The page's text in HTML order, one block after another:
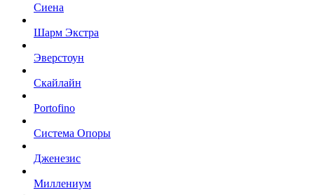
Сиена
Шарм Экстра
Эверстоун
Скайлайн
Portofino
Система Опоры
Дженезис
Миллениум